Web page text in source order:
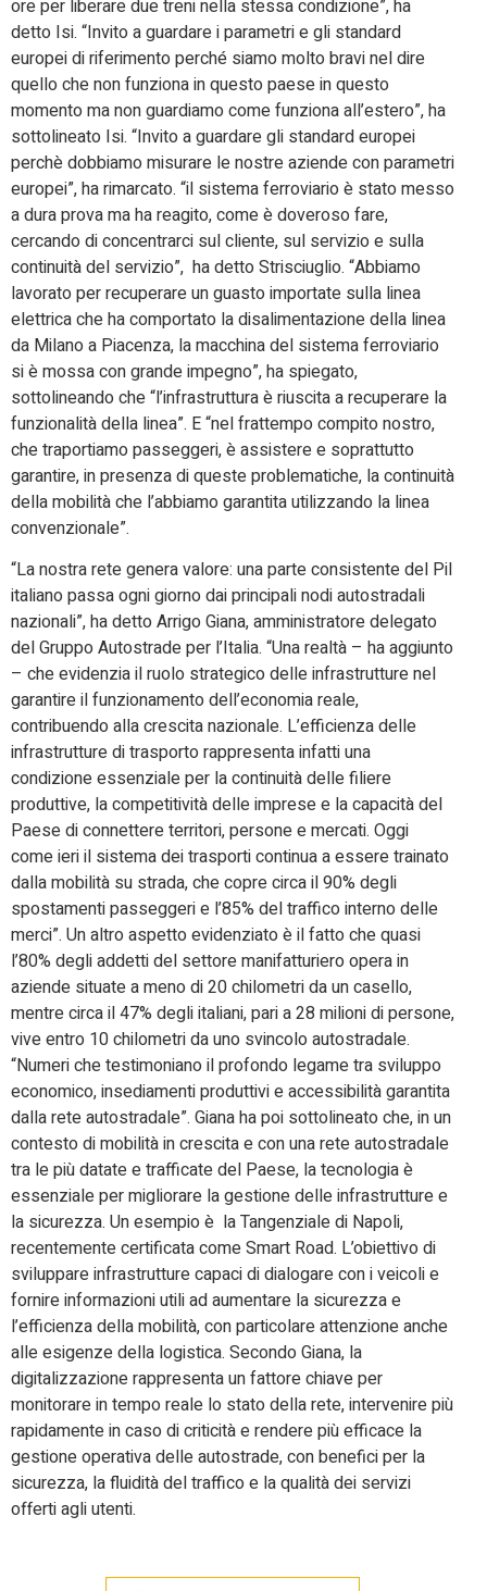
ore per liberare due treni nella stessa condizione”, ha
detto Isi. “Invito a guardare i parametri e gli standard
europei di riferimento perché siamo molto bravi nel dire
quello che non funziona in questo paese in questo
momento ma non guardiamo come funziona all’estero”, ha
sottolineato Isi. “Invito a guardare gli standard europei
perchè dobbiamo misurare le nostre aziende con parametri
europei”, ha rimarcato. “il sistema ferroviario è stato messo
a dura prova ma ha reagito, come è doveroso fare,
cercando di concentrarci sul cliente, sul servizio e sulla
continuità del servizio”, ha detto Strisciuglio. “Abbiamo
lavorato per recuperare un guasto importate sulla linea
elettrica che ha comportato la disalimentazione della linea
da Milano a Piacenza, la macchina del sistema ferroviario
si è mossa con grande impegno”, ha spiegato,
sottolineando che “l’infrastruttura è riuscita a recuperare la
funzionalità della linea”. E “nel frattempo compito nostro,
che traportiamo passeggeri, è assistere e soprattutto
garantire, in presenza di queste problematiche, la continuità
della mobilità che l’abbiamo garantita utilizzando la linea
convenzionale”.
“La nostra rete genera valore: una parte consistente del Pil
italiano passa ogni giorno dai principali nodi autostradali
nazionali”, ha detto Arrigo Giana, amministratore delegato
del Gruppo Autostrade per l’Italia. “Una realtà – ha aggiunto
– che evidenzia il ruolo strategico delle infrastrutture nel
garantire il funzionamento dell’economia reale,
contribuendo alla crescita nazionale. L’efficienza delle
infrastrutture di trasporto rappresenta infatti una
condizione essenziale per la continuità delle filiere
produttive, la competitività delle imprese e la capacità del
Paese di connettere territori, persone e mercati. Oggi
come ieri il sistema dei trasporti continua a essere trainato
dalla mobilità su strada, che copre circa il 90% degli
spostamenti passeggeri e l’85% del traffico interno delle
merci”. Un altro aspetto evidenziato è il fatto che quasi
l’80% degli addetti del settore manifatturiero opera in
aziende situate a meno di 20 chilometri da un casello,
mentre circa il 47% degli italiani, pari a 28 milioni di persone,
vive entro 10 chilometri da uno svincolo autostradale.
“Numeri che testimoniano il profondo legame tra sviluppo
economico, insediamenti produttivi e accessibilità garantita
dalla rete autostradale”. Giana ha poi sottolineato che, in un
contesto di mobilità in crescita e con una rete autostradale
tra le più datate e trafficate del Paese, la tecnologia è
essenziale per migliorare la gestione delle infrastrutture e
la sicurezza. Un esempio è la Tangenziale di Napoli,
recentemente certificata come Smart Road. L’obiettivo di
sviluppare infrastrutture capaci di dialogare con i veicoli e
fornire informazioni utili ad aumentare la sicurezza e
l’efficienza della mobilità, con particolare attenzione anche
alle esigenze della logistica. Secondo Giana, la
digitalizzazione rappresenta un fattore chiave per
monitorare in tempo reale lo stato della rete, intervenire più
rapidamente in caso di criticità e rendere più efficace la
gestione operativa delle autostrade, con benefici per la
sicurezza, la fluidità del traffico e la qualità dei servizi
offerti agli utenti.